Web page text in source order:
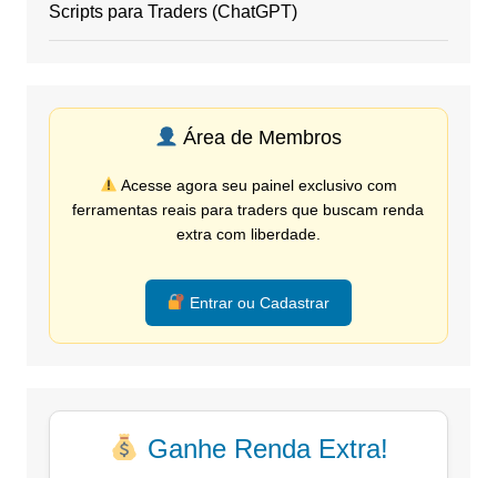
Scripts para Traders (ChatGPT)
Área de Membros
Acesse agora seu painel exclusivo com
ferramentas reais para traders que buscam renda
extra com liberdade.
Entrar ou Cadastrar
Ganhe Renda Extra!